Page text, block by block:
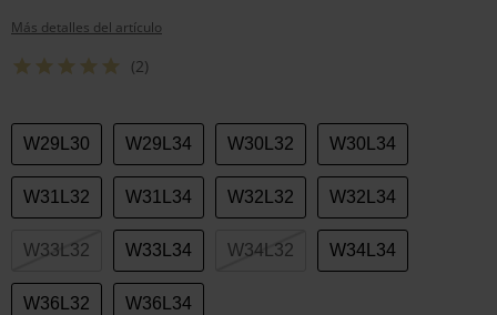
Más detalles del artículo
(2)
Elige
tu
talla
W29L30 W29L34 W30L32 W30L34
W31L32 W31L34 W32L32 W32L34
W33L32 W33L34 W34L32 W34L34
W36L32 W36L34